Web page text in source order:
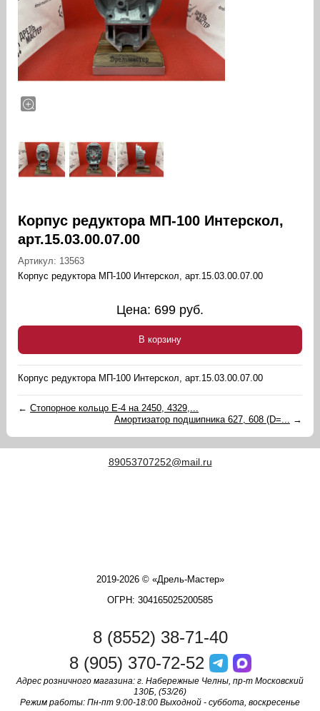
Корпус редуктора МП-100 Интерскол,
арт.15.03.00.07.00
Артикул: 13563
Корпус редуктора МП-100 Интерскол, арт.15.03.00.07.00
Цена: 699 руб.
В корзину
Корпус редуктора МП-100 Интерскол, арт.15.03.00.07.00
←Стопорное кольцо Е-4 на 2450, 4329,...
Амортизатор подшипника 627, 608 (D=... →
89053707252@mail.ru
2019-2026 © «Дрель-Мастер»
ОГРН: 304165025200585
8 (8552) 38-71-40
8 (905) 370-72-52
Адрес розничного магазина: г. Набережные Челны, пр-т Московский
130Б, (53/26)
Режим работы: Пн-пт 9:00-18:00 Выходной - суббота, воскресенье